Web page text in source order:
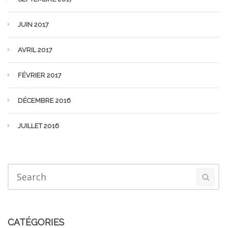
JUIN 2017
AVRIL 2017
FÉVRIER 2017
DÉCEMBRE 2016
JUILLET 2016
CATÉGORIES